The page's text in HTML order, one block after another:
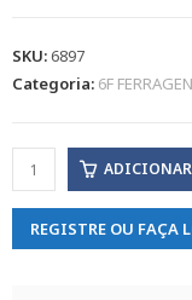
SKU:6897
Categoria: 6F
REGISTRE OU FAÇA